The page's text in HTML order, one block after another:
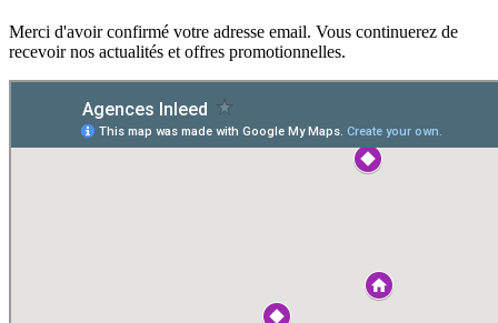
Merci d'avoir confirmé votre adresse email. Vous continuerez de
recevoir nos actualités et offres promotionnelles.